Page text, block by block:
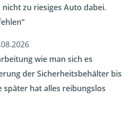
zu riesiges Auto dabei.
wie man sich es
der Sicherheitsbehälter bis
später hat alles reibungslos